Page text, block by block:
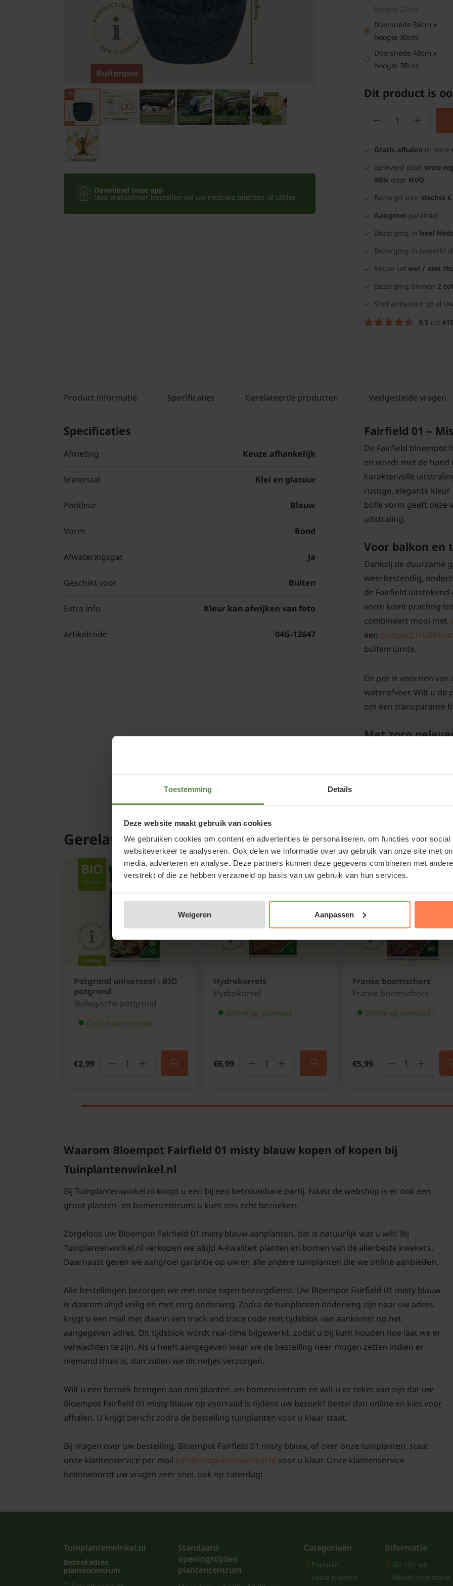
Toestemming Details
Deze website maakt gebruik van cookies
We gebruiken cookies om content en advertenties te personaliseren, om functies voor social
websiteverkeer te analyseren. Ook delen we informatie over uw gebruik van onze site met
media, adverteren en analyse. Deze partners kunnen deze gegevens combineren met
verstrekt of die ze hebben verzameld op basis van uw gebruik van hun services.
Weigeren Aanpassen
Bomen
Tuinbenodigdheden
Kamerplanten
Bloempotten
Download onze app
Nog makkelijker bestellen via uw mobiele telefoon of tablet.
hoogte 23cm
Doorsnede 36cm x
hoogte 30cm
Doorsnede 48cm x
hoogte 38cm
Dit product is
Gratis afhalen in onze
Geleverd door onze
90% door HVO
Bezorgd voor slechts €
Aangroei garantie!
Bezorging in heel
Bezorging in beperkt
Keuze uit wel / niet
Bezorging binnen 2
Snel antwoord op al
9.5 uit
Product informatie Specificaties Gerelateerde producten Veelgestelde vragen
Specificaties
Afmeting Keuze afhankelijk
Materiaal Klei en glazuur
Potkleur Blauw
Vorm Rond
Afwateringsgat Ja
Geschikt voor Buiten
Extra info Kleur kan afwijken van foto
Artikelcode 04G-12647
Fairfield 01 –
De Fairfield bloempot
en wordt met de
karaktervolle
rustige, elegante
bolle vorm geeft deze
uitstraling.
Voor balkon en
Dankzij de duurzame
weerbestendig,
de Fairfield
vorm komt prachtig
combineert mooi met
een compact
buitenruimte.
De pot is voorzien
waterafvoer. Wilt u de
om een transparante
Met zorg
Wij leveren deze
degelijke,
Gerelateerde producten
Potgrond universeel - BIO
potgrond
Biologische potgrond
Online op voorraad
€2,99
Hydrokorrels
Hydrokorrel
Online op voorraad
€6,99
Franse boomschors
Franse boomschors
Online op voorraad
€5,99
Waarom Bloempot Fairfield 01 misty blauw kopen of kopen bij
Tuinplantenwinkel.nl
Bij Tuinplantenwinkel.nl koopt u een bij een betrouwbare partij. Naast de webshop is er ook een
groot planten- en bomencentrum; u kunt ons echt bezoeken.
Zorgeloos uw Bloempot Fairfield 01 misty blauw aanplanten, dat is natuurlijk wat u wilt! Bij
Tuinplantenwinkel.nl verkopen we altijd A-kwaliteit planten en bomen van de allerbeste kwekers.
Daarnaast geven we aangroei garantie op uw en alle andere tuinplanten die we online aanbieden.
Alle bestellingen bezorgen we met onze eigen bezorgdienst. Uw Bloempot Fairfield 01 misty blauw
is daarom altijd veilig en met zorg onderweg. Zodra de tuinplanten onderweg zijn naar uw adres,
krijgt u een mail met daarin een track and trace code met tijdsblok van aankomst op het
aangegeven adres. Dit tijdsblok wordt real-time bijgewerkt, zodat u bij kunt houden hoe laat we er
verwachten te zijn. Als u heeft aangegeven waar we de bestelling neer mogen zetten indien er
niemand thuis is, dan zullen we dit netjes verzorgen.
Wilt u een bezoek brengen aan ons planten- en bomencentrum en wilt u er zeker van zijn dat uw
Bloempot Fairfield 01 misty blauw op voorraad is tijdens uw bezoek? Bestel dan online en kies voor
afhalen. U krijgt bericht zodra de bestelling tuinplanten voor u klaar staat.
Bij vragen over uw bestelling, Bloempot Fairfield 01 misty blauw, of over onze tuinplanten, staat
onze klantenservice per mail info@tuinplantenwinkel.nl voor u klaar. Onze klantenservice
beantwoordt uw vragen zeer snel, ook op zaterdag!
Tuinplantenwinkel.nl
Bezoekadres
plantencentrum
Standaard
openingstijden
plantencentrum
Categorieën
Populair
Vaste planten
Informatie
Dit zijn wij
Bestel informatie